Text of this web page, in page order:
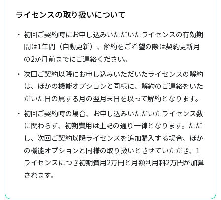
ライセンスの取り扱いについて
初回ご契約時にお申し込みいただいたライセンスの有効期
間は1年間（自動更新）、解約をご希望の際は契約更新月
の2か月前までにご連絡ください。
次回ご契約以降にお申し込みいただいたライセンスの解約
は、ほかの機能オプションと同様に、解約のご連絡をいた
だいた日の属する月の翌月末日を以って解約となります。
初回ご契約時の場合、お申し込みいただいたライセンス数
に関わらず、初期費用は上記の通り一律となります。ただ
し、次回ご契約以降ライセンスを追加購入する場合、ほか
の機能オプションと同様の取り扱いとさせていただき、1
ライセンスにつき初期費用2万円と月額利用料2万円が加算
されます。